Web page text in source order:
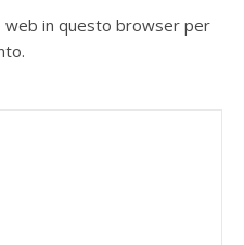
web in questo browser per